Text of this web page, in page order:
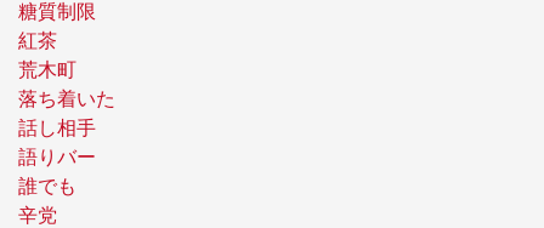
糖質制限
紅茶
荒木町
落ち着いた
話し相手
語りバー
誰でも
辛党